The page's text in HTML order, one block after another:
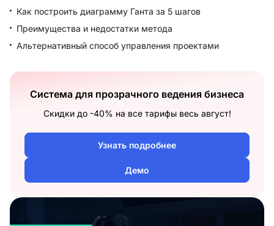
Как построить диаграмму Ганта за 5 шагов
Преимущества и недостатки метода
Альтернативный способ управления проектами
Система для прозрачного ведения бизнеса
Скидки до -40% на все тарифы весь август!
Узнать подробнее
Демо